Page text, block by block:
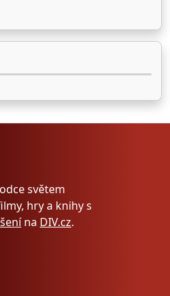
světem
hry a knihy s
na DIV.cz.